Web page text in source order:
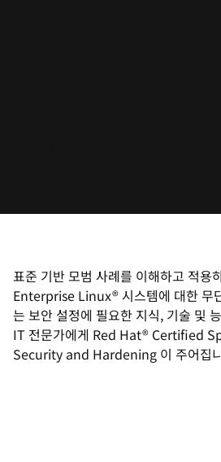
표준 기반 모범 사례를 이해하고 적용
Enterprise Linux® 시스템에 대한 무
는 보안 설정에 필요한 지식, 기술 및
IT 전문가에게 Red Hat® Certified
Security and Hardening 이 주어집